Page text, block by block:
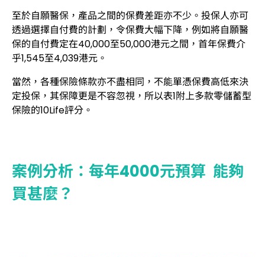
至於自願醫保，產品之間的保費差距亦不少。投保人亦可
透過選擇自付費的計劃，令保費大幅下降，例如將自願醫
保的自付費定在40,000至50,000港元之間，首年保費介
乎1,545至4,039港元。
當然，各種保險條款亦不盡相同，不能單憑保費高低來決
定投保，其保障更是不容忽視，所以表1附上多款零儲蓄型
保險的10Life評分。
案例分析：每年4000元預算 能夠
買甚麼？